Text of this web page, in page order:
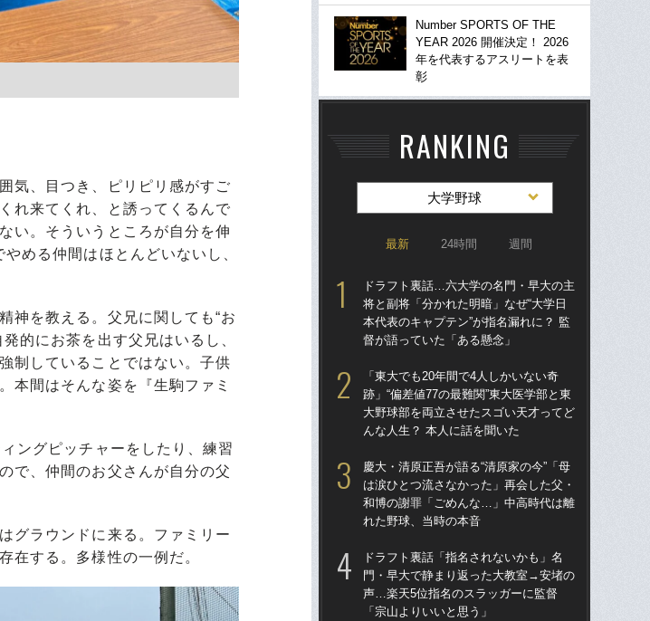
気、目つき、ピリピリ感がすご
れ来てくれ、と誘ってくるんで
い。そういうところが自分を伸
める仲間はほとんどいないし、
神を教える。父兄に関しても“お
的にお茶を出す父兄はいるし、
制していることではない。子供
本間はそんな姿を『生駒ファミ
ングピッチャーをしたり、練習
で、仲間のお父さんが自分の父
グラウンドに来る。ファミリー
在する。多様性の一例だ。
Number SPORTS OF THE
YEAR 2026 開催決定！ 2026
年を代表するアスリートを表
彰
RANKING
大学野球
最新 24時間 週間
ドラフト裏話…六大学の名門・早大の主
将と副将「分かれた明暗」なぜ“大学日
本代表のキャプテン”が指名漏れに？ 監
督が語っていた「ある懸念」
「東大でも20年間で4人しかいない奇
跡」“偏差値77の最難関”東大医学部と東
大野球部を両立させたスゴい天才ってど
んな人生？ 本人に話を聞いた
慶大・清原正吾が語る“清原家の今”「母
は涙ひとつ流さなかった」再会した父・
和博の謝罪「ごめんな…」中高時代は離
れた野球、当時の本音
ドラフト裏話「指名されないかも」名
門・早大で静まり返った大教室→安堵の
声…楽天5位指名のスラッガーに監督
「宗山よりいいと思う」